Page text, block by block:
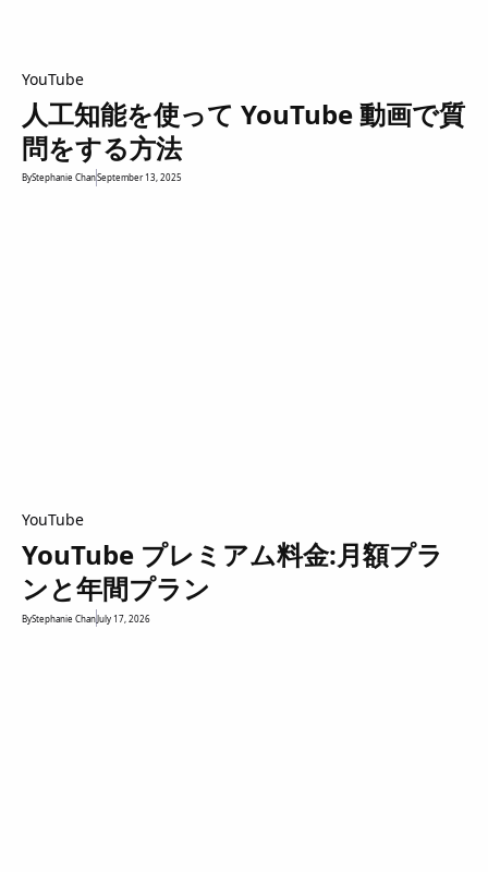
YouTube
人工知能を使って YouTube 動画で質
問をする方法
ByStephanie ChanSeptember 13, 2025
YouTube
YouTube プレミアム料金:月額プラ
ンと年間プラン
ByStephanie ChanJuly 17, 2026